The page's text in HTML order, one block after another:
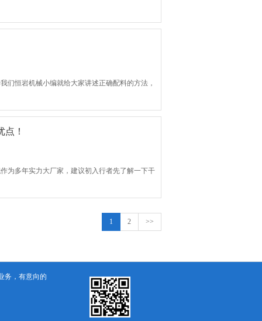
们恒岩机械小编就给大家讲述正确配料的方法，
！
为多年实力大厂家，建议初入行者先了解一下干
1 2 >>
务，有意向的